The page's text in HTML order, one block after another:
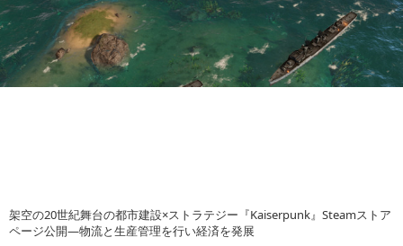
架空の20世紀舞台の都市建設×ストラテジー『Kaiserpunk』Steamストア
ページ公開―物流と生産管理を行い経済を発展